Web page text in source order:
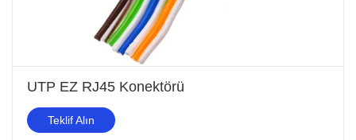
UTP EZ RJ45 Konektörü
Teklif Alın